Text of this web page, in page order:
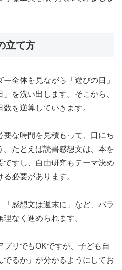
立て方
全体を見ながら「遊びの日」
」を洗い出します。そこから、
を逆算していきます。
要な時間を見積もって、日にち
。たとえば読書感想文は、本を
ですし、自由研究もテーマ決め
必要があります。
「感想文は週末に」など、バラ
なく進められます。
プリでもOKですが、子ども自
でるか」が分かるようにしてお